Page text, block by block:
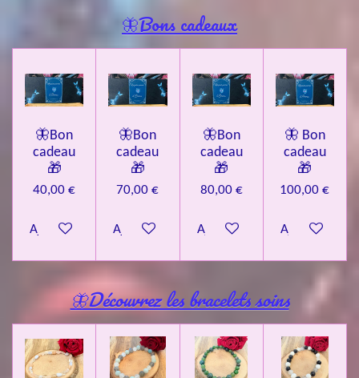
🦋Bons cadeaux
🦋Bon
cadeau
🎁
40,00 €
Ajouter au panier
🦋Bon
cadeau
🎁
70,00 €
Ajouter au panier
🦋Bon
cadeau
🎁
80,00 €
Ajouter au panier
🦋 Bon
cadeau
🎁
100,00 €
Ajouter au
🦋Découvrez les bracelets soins